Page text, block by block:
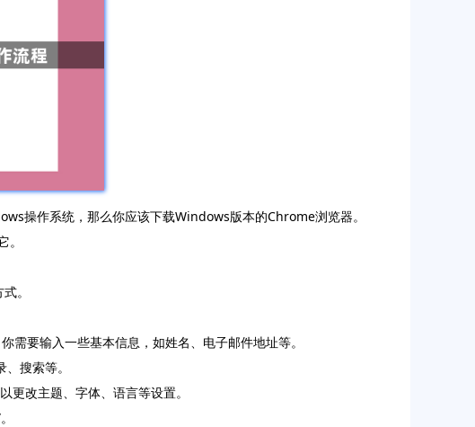
操作系统，那么你应该下载Windows版本的Chrome浏览器。
。
要输入一些基本信息，如姓名、电子邮件地址等。
搜索等。
更改主题、字体、语言等设置。